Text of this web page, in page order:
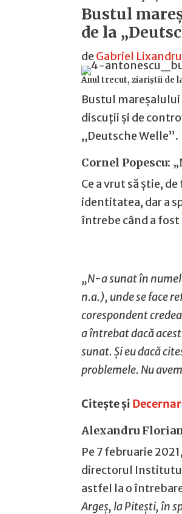
Bustul
de la
de Gabriel Lixandru
Anul trecut, ziariștii de
Bustul mareșalului
discuții și de
„Deutsche Welle”.
Cornel Popescu:
Ce a vrut să știe,
identitatea, dar a
întrebe când a
„N-a sunat în
n.a.), unde se face
corespondent
a întrebat dacă
sunat. Și eu dacă
problemele. Nu
Citește și
Alexandru
Pe 7 februarie
directorul
astfel la o
Argeș, la Pitești, în